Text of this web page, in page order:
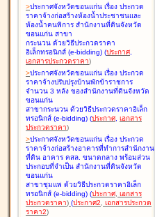
>ประกาศจังหวัดขอนแก่น เรื่อง ประกวด
ราคาจ้างก่อสร้างห้องน้ำประชาชนและ
ห้องน้ำคนพิการ สำนักงานที่ดินจังหวัด
ขอนแก่น สาขา
กระนวน ด้วยวิธีประกวดราคา
อิเล็กทรอนิกส์ (e-bidding) (ประกาศ,
เอกสารประกวดราคา)
>ประกาศจังหวัดขอนแก่น เรื่อง ประกวด
ราคาจ้างปรับปรุงบ้านพักข้าราชการ
จำนวน 3 หลัง ของสำนักงานที่ดินจังหวัด
ขอนแก่น
สาขากระนวน ด้วยวิธีประกวดราคาอิเล็ก
ทรอนิกส์ (e-bidding) (ประกาศ, เอกสาร
ประกวดราคา)
>ประกาศจังหวัดขอนแก่น เรื่อง ประกวด
ราคาจ้างก่อสร้างอาคารที่ทำการสำนักงาน
ที่ดิน อาคาร คสล. ขนาดกลาง พร้อมส่วน
ประกอบที่จำเป็น สำนักงานที่ดินจังหวัด
ขอนแก่น
สาขาชุมแพ ด้วยวิธีประกวดราคาอิเล็ก
ทรอนิกส์ (e-bidding) (ประกาศ, เอกสาร
ประกวดราคา) (ประกาศ2, เอกสารประกวด
ราคา2)